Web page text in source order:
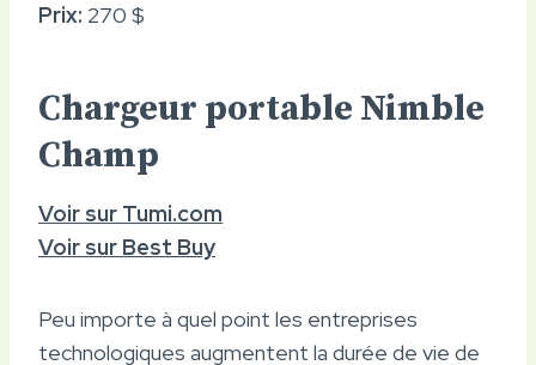
Prix: 270 $
Chargeur portable Nimble
Champ
Voir sur Tumi.com
Voir sur Best Buy
Peu importe à quel point les entreprises
technologiques augmentent la durée de vie de